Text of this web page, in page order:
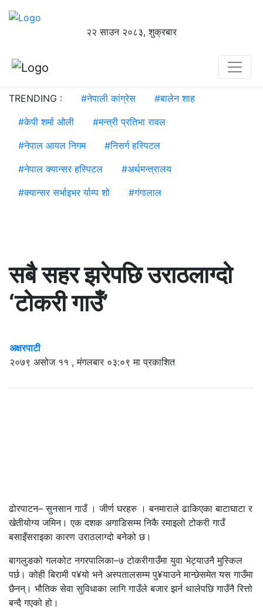
२२ साउन २०८३, शुक्रबार
TRENDING : #नेपाली कांग्रेस #बालेन शाह
#केपी शर्मा ओली #मन्त्री प्रतिभा रावल
#नेपाल आयल निगम #निसर्ग हस्पिटल
#नेपाल क्यान्सर हस्पिटल #अर्थमन्त्रालय
#क्यान्सर सर्भाइभर र्याम्प शो #गंगालाल
सबै सहर झरेपछि उराठलाग्दो
‘टोकरी गाउँ’
अक्षरपाटी
२०७९ असोज ११ , मंगलबार ०३:०९ मा प्रकाशित
ढोरपाटन– सुनसान गाउँ । जीर्ण घरहरु । बनमाराले ढाकिएका बाटाघाटा र
खेतीयोग्य जमिन। एक दशक अगाडिसम्म निकै रमाइलो टोकरी गाउँ
बसाइँसराइका कारण उराठलाग्दो बनेको छ।
बागलुङको गलकोट नगरपालिका–७ टोकरीगाउँमा युवा भेट्याउनै मुस्किल
पर्छ। कोही बिरामी प¥यो भने अस्पतालसम्म पु¥याउने मान्छेसमेत यस गाउँमा
छैनन्। भौतिक सेवा सुविधाका लागि गाउँले बजार झर्न थालेपछि गाउँनै रित्तो
बन्दै गएको हो।